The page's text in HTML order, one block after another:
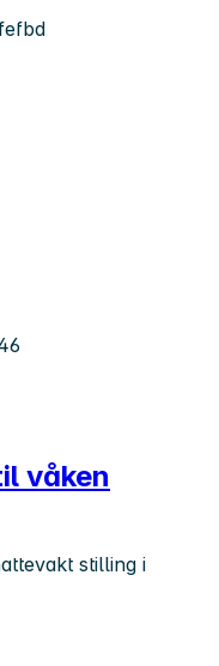
våken
stilling i